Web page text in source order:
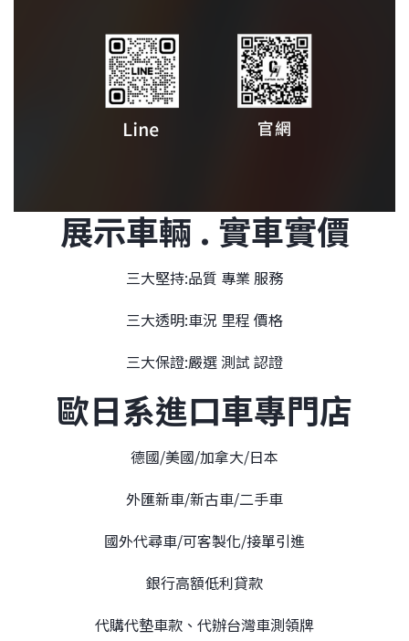
展示車輛 . 實車實價
三大堅持:品質 專業 服務
三大透明:車況 里程 價格
三大保證:嚴選 測試 認證
歐日系進口車專門店
德國/美國/加拿大/日本
外匯新車/新古車/二手車
國外代尋車/可客製化/接單引進
銀行高額低利貸款
代購代墊車款、代辦台灣車測領牌